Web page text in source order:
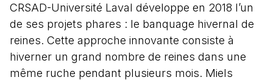
CRSAD-Université Laval développe en 2018 l’un
de ses projets phares : le banquage hivernal de
reines. Cette approche innovante consiste à
hiverner un grand nombre de reines dans une
même ruche pendant plusieurs mois. Miels